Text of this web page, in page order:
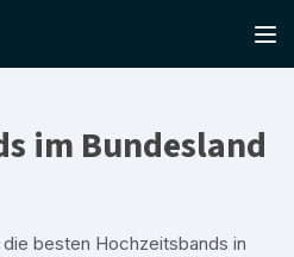
im Bundesland
besten Hochzeitsbands in